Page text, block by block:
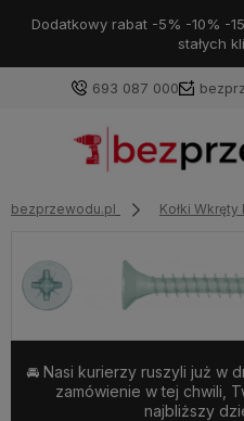
Dodatkowy rabat -5% -10% -
stałych
693 087 000
bezprzewodu.pl Kołki Wkręty
🚘 Nasi kurierzy ruszyli już w
zamówienie w tej chwili,
najbliższy